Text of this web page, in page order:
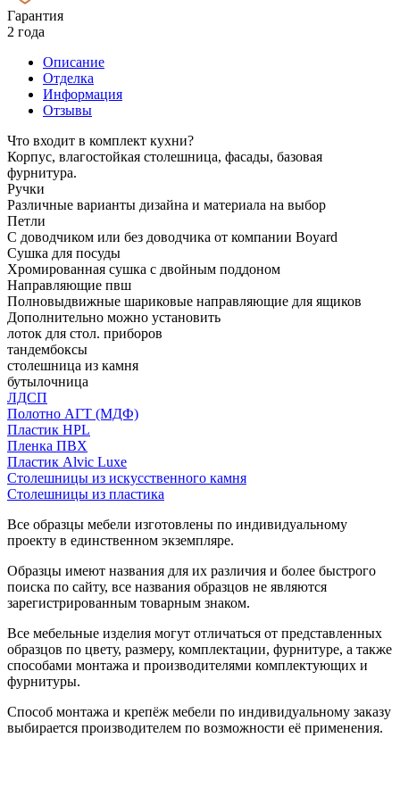
Гарантия
2 года
Описание
Отделка
Информация
Отзывы
Что входит в комплект кухни?
Корпус, влагостойкая столешница, фасады, базовая
фурнитура.
Ручки
Различные варианты дизайна и материала на выбор
Петли
С доводчиком или без доводчика от компании Boyard
Сушка для посуды
Хромированная сушка с двойным поддоном
Направляющие пвш
Полновыдвижные шариковые направляющие для ящиков
Дополнительно можно установить
лоток для стол. приборов
тандембоксы
столешница из камня
бутылочница
ЛДСП
Полотно АГТ (МДФ)
Пластик HPL
Пленка ПВХ
Пластик Alvic Luxe
Столешницы из искусственного камня
Столешницы из пластика
Все образцы мебели изготовлены по индивидуальному
проекту в единственном экземпляре.
Образцы имеют названия для их различия и более быстрого
поиска по сайту, все названия образцов не являются
зарегистрированным товарным знаком.
Все мебельные изделия могут отличаться от представленных
образцов по цвету, размеру, комплектации, фурнитуре, а также
способами монтажа и производителями комплектующих и
фурнитуры.
Способ монтажа и крепёж мебели по индивидуальному заказу
выбирается производителем по возможности её применения.